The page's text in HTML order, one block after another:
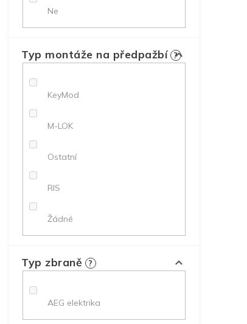
Ne
Typ montáže na předpažbí ?
KeyMod
M-LOK
Ostatní
RIS
Žádné
Typ zbraně ?
AEG elektrika